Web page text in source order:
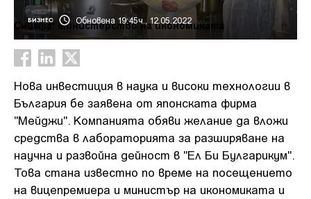
БИЗНЕС Обновена 19:45ч., 12.05.2022
Снимка: Министерство на икономиката
Нова инвестиция в наука и високи технологии в
България бе заявена от японската фирма
"Мейджи". Компанията обяви желание да вложи
средства в лабораторията за разширяване на
научна и развойна дейност в "Ел Би Булгарикум".
Това стана известно по време на посещението
на вицепремиера и министър на икономиката и